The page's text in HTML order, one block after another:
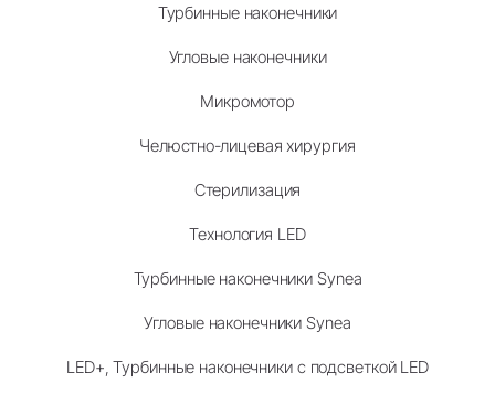
Турбинные наконечники
Угловые наконечники
Микромотор
Челюстно-лицевая хирургия
Стерилизация
Технология LED
Турбинные наконечники Synea
Угловые наконечники Synea
LED+, Турбинные наконечники с подсветкой LED